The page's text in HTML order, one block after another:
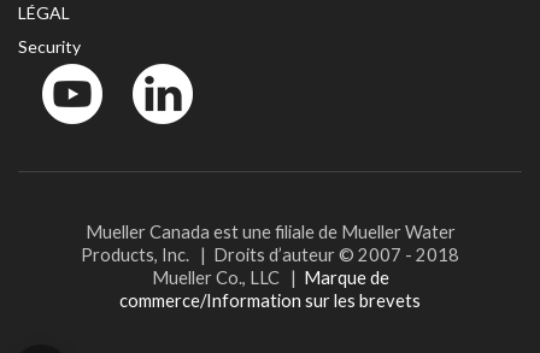
LÉGAL
Security
Mueller Canada est une filiale de Mueller Water
Products, Inc. | Droits d’auteur © 2007 - 2018
Mueller Co., LLC | Marque de
commerce/Information sur les brevets